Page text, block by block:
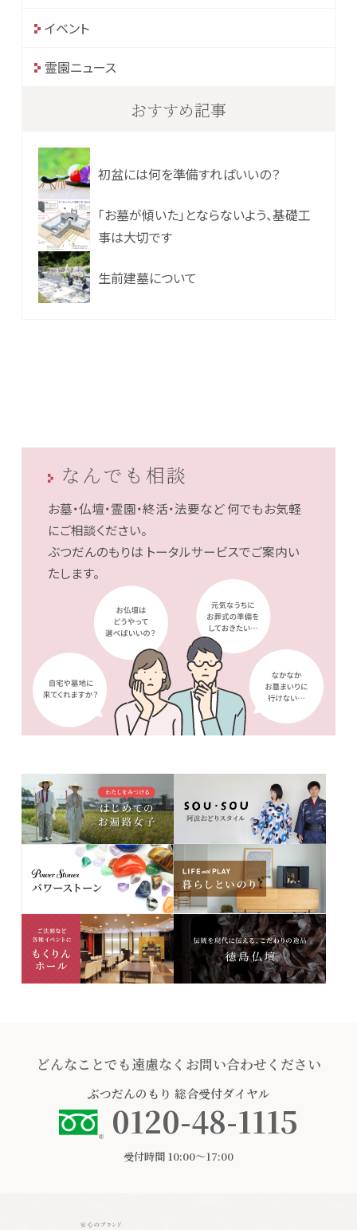
イベント
霊園ニュース
おすすめ記事
初盆には何を準備すればいいの？
「お墓が傾いた」とならないよう、基礎工
事は大切です
生前建墓について
なんでも相談
お墓・仏壇・霊園・終活・法要など何でもお気軽
にご相談ください。
ぶつだんのもりは トータルサービスでご案内い
たします。
どんなことでも遠慮なくお問い合わせください
ぶつだんのもり 総合受付ダイヤル
0120-48-1115
受付時間 10:00〜17:00